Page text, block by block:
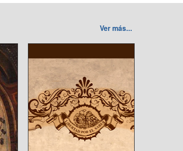
Ver más...